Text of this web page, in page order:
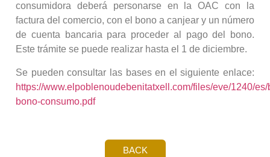
consumidora deberá personarse en la OAC con la
factura del comercio, con el bono a canjear y un número
de cuenta bancaria para proceder al pago del bono.
Este trámite se puede realizar hasta el 1 de diciembre.
Se pueden consultar las bases en el siguiente enlace:
https://www.elpoblenoudebenitatxell.com/files/eve/1240/es/
bono-consumo.pdf
BACK